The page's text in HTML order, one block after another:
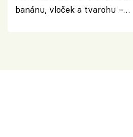
banánu, vloček a tvarohu –